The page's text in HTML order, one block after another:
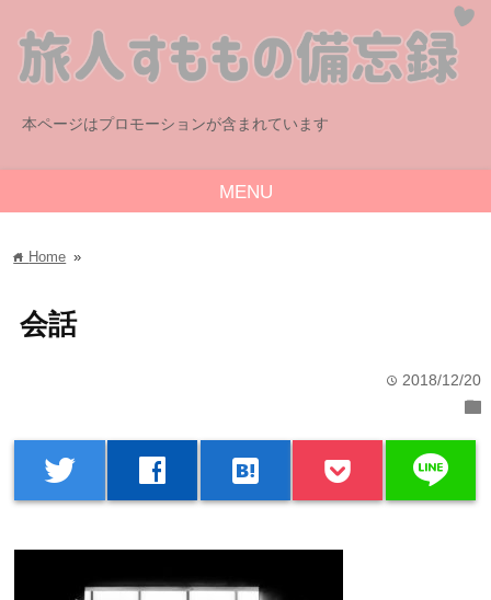
本ページはプロモーションが含まれています
MENU
home Home »
会話
time 2018/12/20
folder
twitter facebook hatenabookmark line